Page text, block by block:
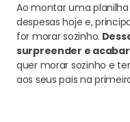
Ao montar uma
despesas hoje e,
for morar sozinho.
surpreender e
quer morar sozinho e
aos seus pais na